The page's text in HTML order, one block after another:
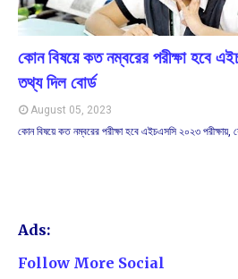
কোন বিষয়ে কত নম্বরের পরীক্ষা হবে
তথ্য দিল বোর্ড
August 05, 2023
কোন বিষয়ে কত নম্বরের পরীক্ষা হবে এইচএসসি ২০২৩
Ads:
Follow More Social